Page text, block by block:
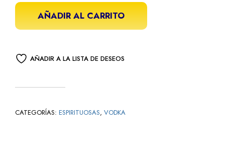
AÑADIR AL CARRITO
AÑADIR A LA LISTA DE DESEOS
CATEGORÍAS: ESPIRITUOSAS, VODKA